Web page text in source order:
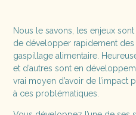
Nous le savons, les enjeux
de développer rapidement
gaspillage alimentaire.
et d’autres sont en
vrai moyen d’avoir de l’impact
à ces problématiques.